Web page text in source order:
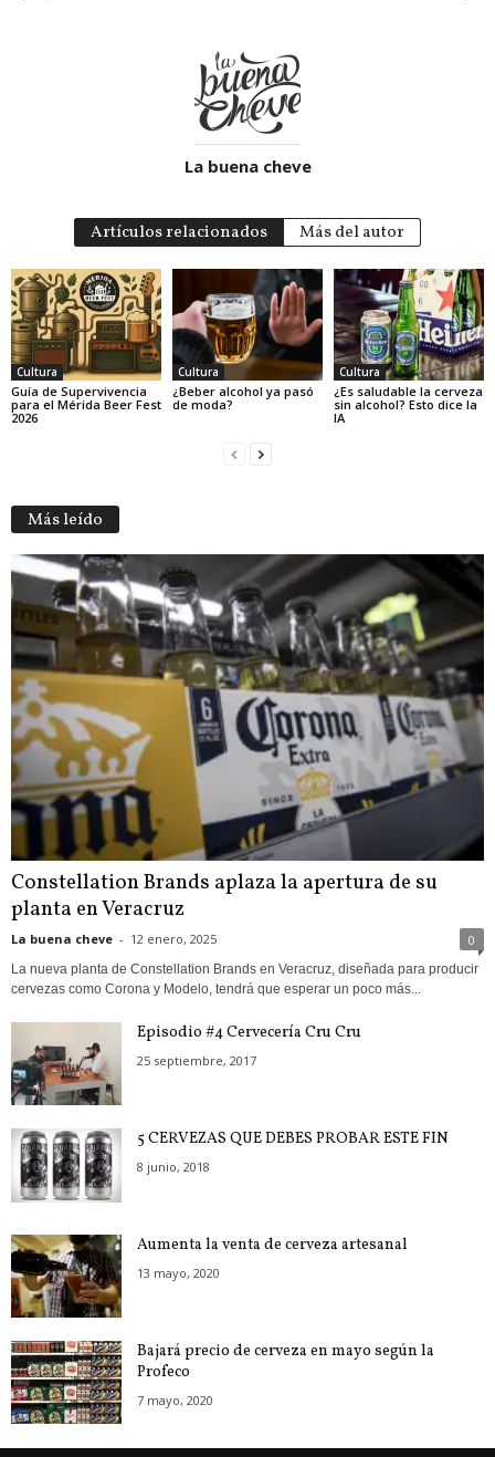
La buena cheve
Artículos relacionados Más del autor
Cultura
Guía de Supervivencia
para el Mérida Beer Fest
2026
Cultura
¿Beber alcohol ya pasó
de moda?
Cultura
¿Es saludable la cerveza
sin alcohol? Esto dice la
IA
Más leído
Constellation Brands aplaza la apertura de su
planta en Veracruz
La buena cheve - 12 enero, 2025 0
La nueva planta de Constellation Brands en Veracruz, diseñada para producir
cervezas como Corona y Modelo, tendrá que esperar un poco más...
Episodio #4 Cervecería Cru Cru
25 septiembre, 2017
5 CERVEZAS QUE DEBES PROBAR ESTE FIN
8 junio, 2018
Aumenta la venta de cerveza artesanal
13 mayo, 2020
Bajará precio de cerveza en mayo según la
Profeco
7 mayo, 2020